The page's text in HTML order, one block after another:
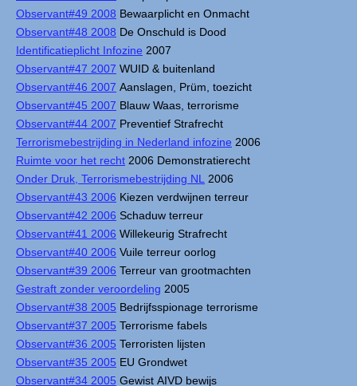
Observant#49 2008 Bewaarplicht en Onmacht
Observant#48 2008 De Onschuld is Dood
Identificatieplicht Infozine 2007
Observant#47 2007 WUID & buitenland
Observant#46 2007 Aanslagen, Prüm, toezicht
Observant#45 2007 Blauw Waas, terrorisme
Observant#44 2007 Preventief Strafrecht
Terrorismebestrijding in Nederland infozine 2006
Ruimte voor het recht 2006 Demonstratierecht
Onder Druk, Terrorismebestrijding NL
2006
Observant#43 2006 Kiezen verdwijnen terreur
Observant#42 2006 Schaduw terreur
Observant#41 2006 Willekeurig Strafrecht
Observant#40 2006 Vuile terreur oorlog
Observant#39 2006 Terreur van grootmachten
Gestraft zonder veroordeling 2005
Observant#38 2005 Bedrijfsspionage terrorisme
Observant#37 2005 Terrorisme fabels
Observant#36 2005 Terroristen lijsten
Observant#35 2005 EU Grondwet
Observant#34 2005 Gewist AIVD bewijs